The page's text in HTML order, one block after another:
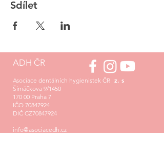
Sdílet
ADH ČR
Asociace dentálních hygienistek ČR z. s
Šimáčkova 9/1450
170 00 Praha 7
IČO 70847924
DIČ CZ70847924
info@asociacedh.cz